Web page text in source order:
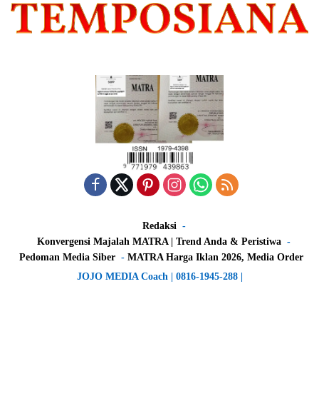
Redaksi
Konvergensi Majalah MATRA | Trend Anda & Peristiwa
Pedoman Media Siber
MATRA Harga Iklan 2026, Media Order
JOJO MEDIA Coach | 0816-1945-288 |